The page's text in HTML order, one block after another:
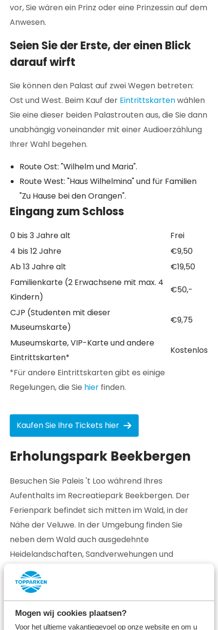
Mogen wij cookies plaatsen?
Voor het ultieme vakantiegevoel op onze website en om u
vor, Sie wären ein Prinz oder eine Prinzessin auf dem
Anwesen.
Seien Sie der Erste, der einen Blick
darauf wirft
Sie können den Palast auf zwei Wegen betreten:
Ost und West. Beim Kauf der Eintrittskartenwählen
Sie eine dieser beiden Palastrouten aus, die Sie dann
unabhängig voneinander mit einer Audioerzählung
Ihrer Wahl begehen.
Route Ost: "Wilhelm und Maria".
Route West: "Haus Wilhelmina" und für Familien
"Zu Hause bei den Orangen".
Eingang zum Schloss
0 bis 3 Jahre alt
Frei
4 bis 12 Jahre
€9,50
Ab 13 Jahre alt
€19,50
Familienkarte (2 Erwachsene mit max. 4
Kindern)
€50,-
CJP (Studenten mit dieser
Museumskarte)
€9,75
Museumskarte, VIP-Karte und andere
Eintrittskarten*
Kostenlos
*Für andere Eintrittskarten gibt es einige
Regelungen, die Sie hier finden.
Kaufen Sie Ihre Tickets hier
Erholungspark Beekbergen
Besuchen Sie Paleis 't Loo während Ihres
Aufenthalts im Recreatiepark Beekbergen. Der
Ferienpark befindet sich mitten im Wald, in der
Nähe der Veluwe. In der Umgebung finden Sie
neben dem Wald auch ausgedehnte
Heidelandschaften, Sandverwehungen und
Ackerland. Es gibt verschiedene Fahrrad- und
Wanderrouten: die perfekte Möglichkeit, um die
einzigartige Umgebung während Ihres Urlaubs zu
entdecken.